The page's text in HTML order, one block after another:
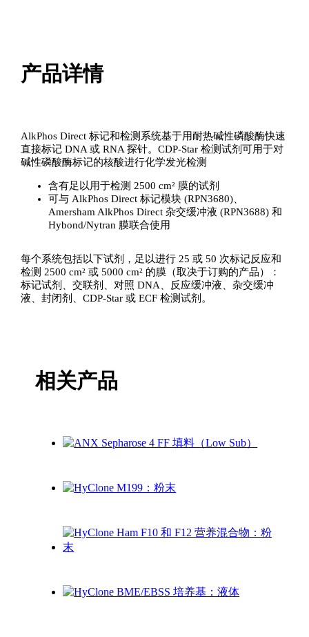
产品详情
AlkPhos Direct 标记和检测系统基于用耐热碱性磷酸酶快速
直接标记 DNA 或 RNA 探针。CDP-Star 检测试剂可用于对
碱性磷酸酶标记的核酸进行化学发光检测
含有足以用于检测 2500 cm² 膜的试剂
可与 AlkPhos Direct 标记模块 (RPN3680)、
Amersham AlkPhos Direct 杂交缓冲液 (RPN3688) 和
Hybond/Nytran 膜联合使用
每个系统包括以下试剂，足以进行 25 或 50 次标记反应和
检测 2500 cm² 或 5000 cm² 的膜（取决于订购的产品）：
标记试剂、交联剂、对照 DNA、反应缓冲液、杂交缓冲
液、封闭剂、CDP-Star 或 ECF 检测试剂。
相关产品